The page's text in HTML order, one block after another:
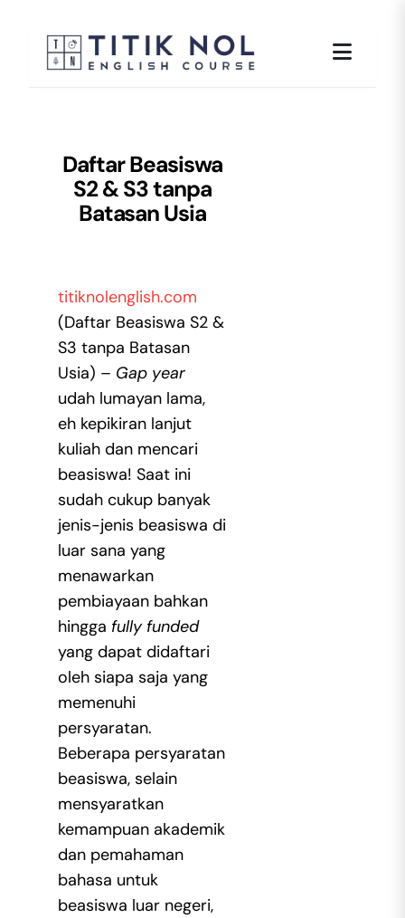
content
Daftar Beasiswa
S2 & S3 tanpa
Batasan Usia
titiknolenglish.com
(Daftar Beasiswa S2 &
S3 tanpa Batasan
Usia) – Gap year
udah lumayan lama,
eh kepikiran lanjut
kuliah dan mencari
beasiswa! Saat ini
sudah cukup banyak
jenis-jenis beasiswa di
luar sana yang
menawarkan
pembiayaan bahkan
hingga fully funded
yang dapat didaftari
oleh siapa saja yang
memenuhi
persyaratan.
Beberapa persyaratan
beasiswa, selain
mensyaratkan
kemampuan akademik
dan pemahaman
bahasa untuk
beasiswa luar negeri,